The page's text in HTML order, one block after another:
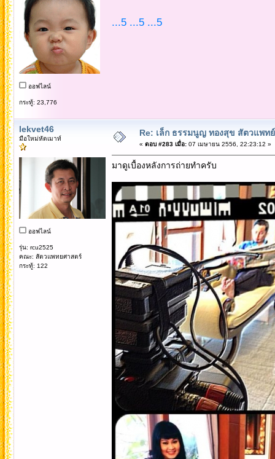
ออฟไลน์
กระทู้: 23,776
...5 ...5 ...5
lekvet46
มือใหม่หัดเมาท์
ออฟไลน์
รุ่น: rcu2525
คณะ: สัตวแพทยศาสตร์
กระทู้: 122
Re: เล็ก ธรรมนูญ ทองสุข สัตวแพท
« ตอบ #283 เมื่อ:07 เมษายน 2556, 22:23:12 »
มาดูเบื้องหลังการถ่ายทำครับ